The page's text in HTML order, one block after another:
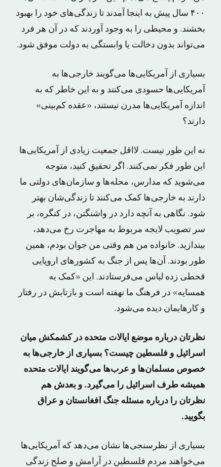
۴۰۰ سال پیش به اینجا آمدند تا زندگی‌های خود را بهبود
بخشند. و محیطی را به وجود آوردند که در آن هر فرد
می‌تواند بدون دخالت یا وابستگی به دولت موفق شود.
بسیاری از آمریکایی‌ها می‌گویند خارجی‌ها به
آمریکایی‌ها حسودی می‌کنند و به این خاطر که به
اندازه آمریکایی‌ها مدرن نیستند، «عقده کم‌بینی»
دارند؟
نه این طور نیست. لااقل جمعیت زیادی از آمریکایی‌ها
این طور فکر نمی‌کنند. اگر تحقیق کنید، متوجه
می‌شوید که مدارس، محله‌ها و سازمان‌های دولتی ما
دارند به خارجی‌ها کمک می‌کنند تا زندگی‌شان بهتر
شود. نگاهی به آنچه دارد در واشنگتن، در کنگره، بر
سر تصویب لایجه مربوط به مهاجرت رخ می‌دهد،
بیندازید. خانواده من هم وقتی من جوان بودم، همین
طور بودند. آن‌ها پس از جنگ به کشورهای اروپایی
قحطی زده لباس می‌فرستادند. این «کمک به
همسایه» در فرهنگ ما نهفته است و بازتابش در رفتار
و کارهایمان دیده می‌شود.
نظرتان درباره موضع ایالات متحده در کشمکش میان
اسرائیل و فلسطین چیست؟ بسیاری از خارجی‌ها به
خصوص مسلمان‌ها و عرب‌ها می‌گویند ایالات متحده
همیشه طرف اسرائیل را می‌گیرد. و بعدش هم
نظرتان را درباره مسئله جنگ افغانستان و عراق
بگویید.
بسیاری از نظرسنجی‌ها نشان می‌دهد که آمریکایی‌ها
می‌خواهند مردم فلسطین در آرامش و صلح زندگی